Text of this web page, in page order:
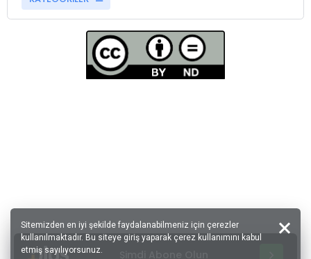
Sitemizden en iyi şekilde faydalanabilmeniz için çerezler
kullanılmaktadır. Bu siteye giriş yaparak çerez kullanımını kabul
etmiş sayılıyorsunuz.